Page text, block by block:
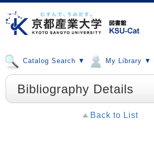
Catalog Search ▼ My Library ▼
Bibliography Details
Back to List